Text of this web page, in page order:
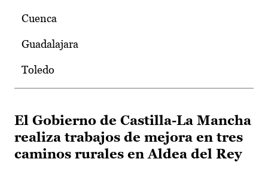
Cuenca
Guadalajara
Toledo
El Gobierno de Castilla-La Mancha
realiza trabajos de mejora en tres
caminos rurales en Aldea del Rey